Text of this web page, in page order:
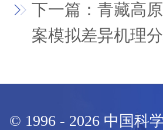
下一篇：青藏高
案模拟差异机理
© 1996 - 2026 中国科